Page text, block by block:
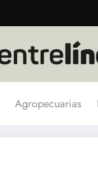
Agropecuarias